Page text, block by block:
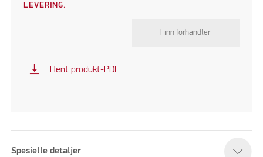
LEVERING.
Finn forhandler
vertical_align_bottom Hent produkt-PDF
Spesielle detaljer